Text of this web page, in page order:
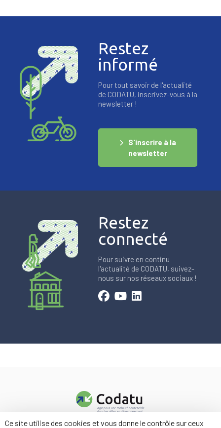
Restez
informé
Pour tout savoir de l'actualité
de CODATU, inscrivez-vous à la
newsletter !
S'inscrire à la
newsletter
Restez
connecté
Pour suivre en continu
l'actualité de CODATU, suivez-
nous sur nos réseaux sociaux !
Ce site utilise des cookies et vous donne le contrôle sur ceux